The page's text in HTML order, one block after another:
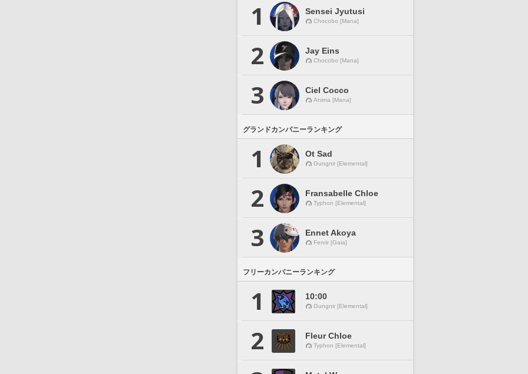
1 Sensei Jyutusi
Chocobo [Mana]
2 Jay Eins
Chocobo [Mana]
3 Ciel Cocco
Anima [Mana]
グランドカンパニーランキング
1 Ot Sad
Gungnir [Elemental]
2 Fransabelle Chloe
Typhon [Elemental]
3 Ennet Akoya
Fenrir [Gaia]
フリーカンパニーランキング
1 10:00
Gungnir [Elemental]
2 Fleur Chloe
Typhon [Elemental]